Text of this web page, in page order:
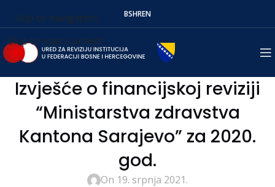
Skip to navigation
Skip to main content
BSHREN
Izvješće o financijskoj reviziji
“Ministarstva zdravstva
Kantona Sarajevo” za 2020.
god.
On 19. srpnja 2021.